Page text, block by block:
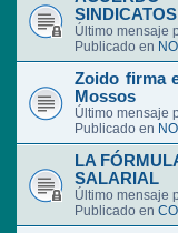
Último mensaje
Publicado en
Zoido firma
Mossos
Último mensaje
Publicado en
LA
SALARIAL
Último mensaje
Publicado en